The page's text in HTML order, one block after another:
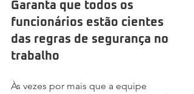
Garanta que todos os
funcionários estão cientes
das regras de segurança no
trabalho
Às vezes por mais que a equipe